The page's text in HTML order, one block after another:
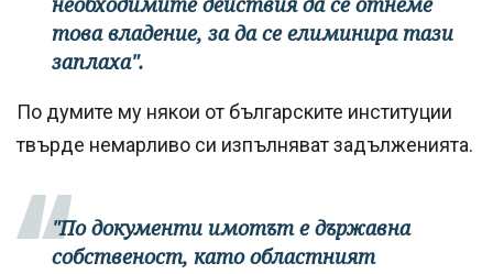
това владение, за да се елиминира тази
заплаха".
По думите му някои от българските институции
твърде немарливо си изпълняват задълженията.
"По документи имотът е държавна
собственост, като областният